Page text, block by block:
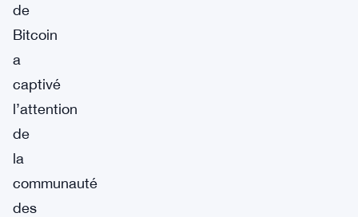
de
Bitcoin
a
captivé
l’attention
de
la
communauté
des